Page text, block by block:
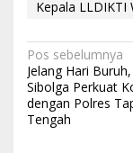
Kepala LLDIKTI
N
a
v
Pos sebelumnya
Jelang Hari
Sibolga Perkuat
dengan Polres
Tengah